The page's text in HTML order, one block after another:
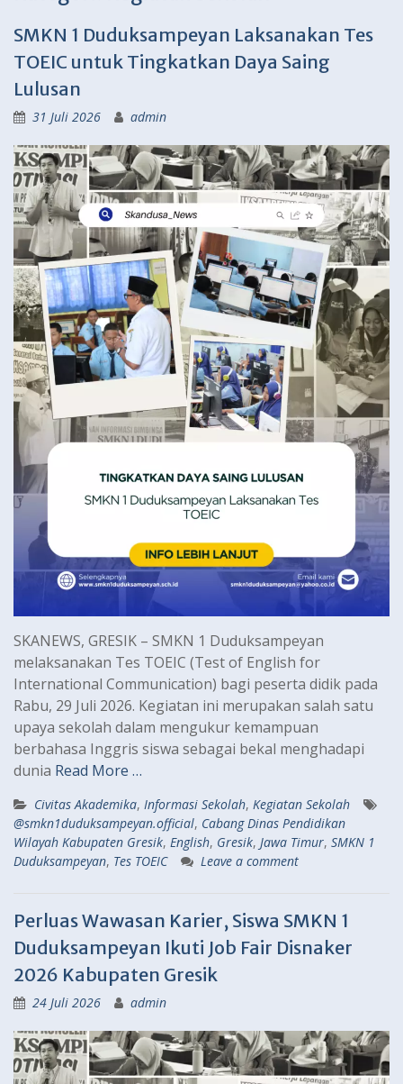
SMKN 1 Duduksampeyan Laksanakan Tes
TOEIC untuk Tingkatkan Daya Saing
Lulusan
31 Juli 2026 admin
SKANEWS, GRESIK – SMKN 1 Duduksampeyan
melaksanakan Tes TOEIC (Test of English for
International Communication) bagi peserta didik pada
Rabu, 29 Juli 2026. Kegiatan ini merupakan salah satu
upaya sekolah dalam mengukur kemampuan
berbahasa Inggris siswa sebagai bekal menghadapi
dunia Read More …
Civitas Akademika, Informasi Sekolah, Kegiatan Sekolah
@smkn1duduksampeyan.official, Cabang Dinas Pendidikan
Wilayah Kabupaten Gresik, English, Gresik, Jawa Timur, SMKN 1
Duduksampeyan, Tes TOEIC Leave a comment
Perluas Wawasan Karier, Siswa SMKN 1
Duduksampeyan Ikuti Job Fair Disnaker
2026 Kabupaten Gresik
24 Juli 2026 admin